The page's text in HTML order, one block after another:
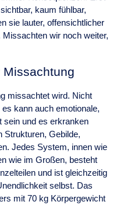
kaum fühlbar,
sie lauter, offensichtlicher
wir noch weiter,
missachtet wird. Nicht
kann auch emotionale,
sein und es erkranken
Strukturen, Gebilde,
Jedes System, innen wie
wie im Großen, besteht
und ist gleichzeitig
selbst. Das
mit 70 kg Körpergewicht